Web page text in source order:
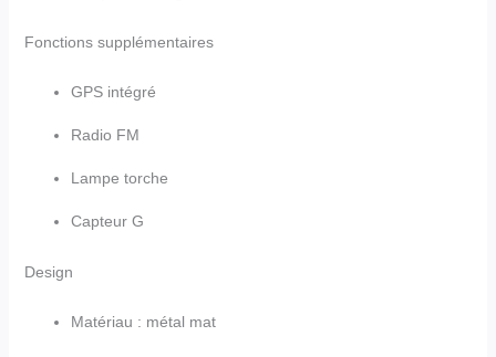
Fonctions supplémentaires
GPS intégré
Radio FM
Lampe torche
Capteur G
Design
Matériau : métal mat